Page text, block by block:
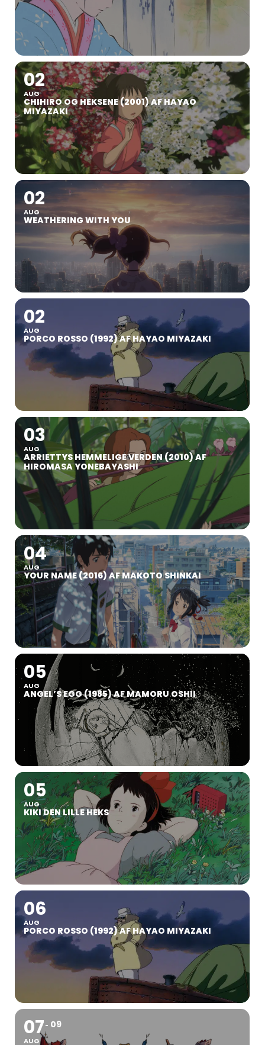
02
AUG
CHIHIRO OG HEKSENE (2001) AF HAYAO
MIYAZAKI
02
AUG
WEATHERING WITH YOU
02
AUG
PORCO ROSSO (1992) AF HAYAO MIYAZAKI
03
AUG
ARRIETTYS HEMMELIGE VERDEN (2010) AF
HIROMASA YONEBAYASHI
04
AUG
YOUR NAME (2016) AF MAKOTO SHINKAI
05
AUG
ANGEL’S EGG (1985) AF MAMORU OSHII
05
AUG
KIKI DEN LILLE HEKS
06
AUG
PORCO ROSSO (1992) AF HAYAO MIYAZAKI
07
AUG
09